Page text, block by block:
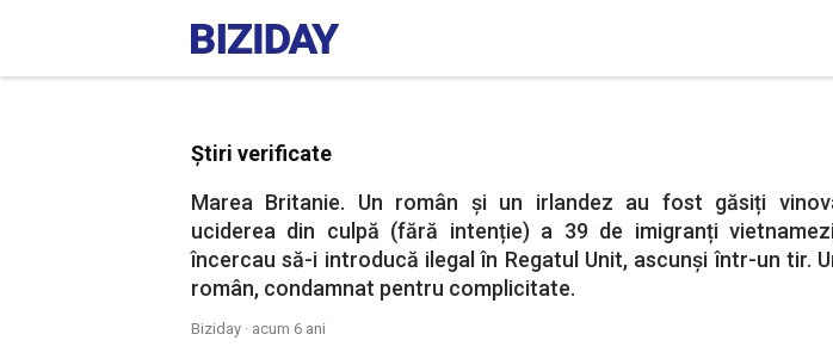
Știri verificate
Marea Britanie. Un român și un irlandez au fost găsiți
uciderea din culpă (fără intenție) a 39 de imigranți
încercau să-i introducă ilegal în Regatul Unit, ascunși într-un tir.
român, condamnat pentru complicitate.
Biziday · acum 6 ani